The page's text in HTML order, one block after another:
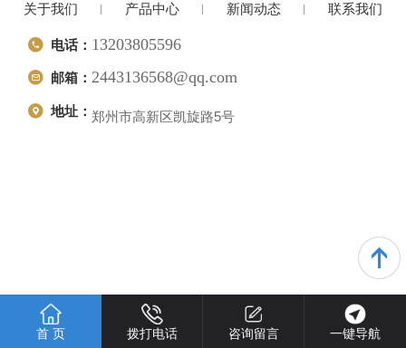
关于我们 产品中心 新闻动态 联系我们
电话： 13203805596
邮箱： 2443136568@qq.com
地址： 郑州市高新区凯旋路5号
首 页 拨打电话 咨询留言 一键导航